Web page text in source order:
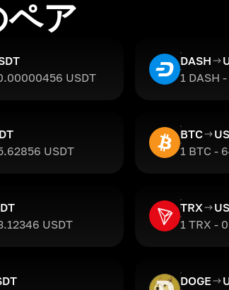
ペア
USDT
DASH
1 DASH
USDT
BTC
1 BTC -
USDT
TRX
1 TRX -
DOGE